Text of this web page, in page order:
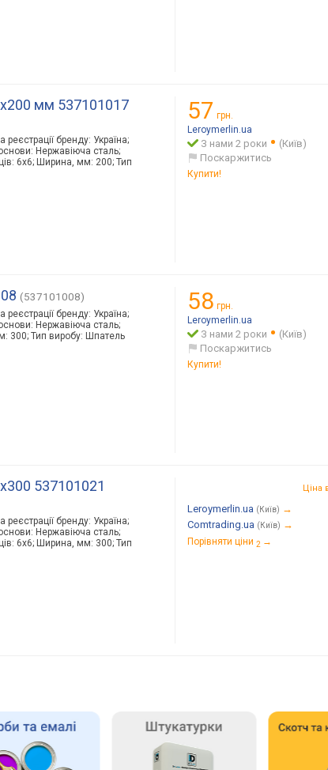
мм 537101017
бренду: Україна;
Нержавіюча сталь;
6х6; Ширина, мм: 200; Тип
57 грн.
Leroymerlin.ua
З нами 2 роки
(Київ)
Поскаржитись
Купити!
(537101008)
бренду: Україна;
Нержавіюча сталь;
300; Тип виробу: Шпатель
58 грн.
Leroymerlin.ua
З нами 2 роки
(Київ)
Поскаржитись
Купити!
537101021
бренду: Україна;
Нержавіюча сталь;
6х6; Ширина, мм: 300; Тип
Ціна
Leroymerlin.ua (Київ) →
Comtrading.ua (Київ) →
Порівняти ціни 2 →